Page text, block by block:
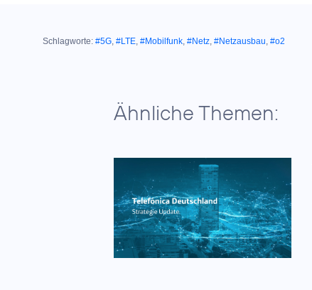
Schlagworte: #5G, #LTE, #Mobilfunk, #Netz, #Netzausbau, #o2
Ähnliche Themen: